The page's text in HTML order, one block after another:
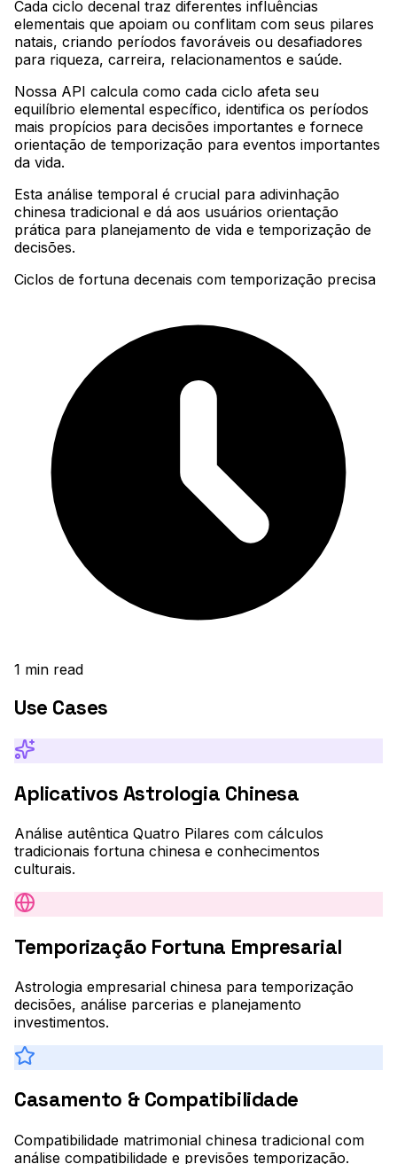
Cada ciclo decenal traz diferentes influências
elementais que apoiam ou conflitam com seus pilares
natais, criando períodos favoráveis ou desafiadores
para riqueza, carreira, relacionamentos e saúde.
Nossa API calcula como cada ciclo afeta seu
equilíbrio elemental específico, identifica os períodos
mais propícios para decisões importantes e fornece
orientação de temporização para eventos importantes
da vida.
Esta análise temporal é crucial para adivinhação
chinesa tradicional e dá aos usuários orientação
prática para planejamento de vida e temporização de
decisões.
Ciclos de fortuna decenais com temporização precisa
1 min read
Use Cases
Aplicativos Astrologia Chinesa
Análise autêntica Quatro Pilares com cálculos
tradicionais fortuna chinesa e conhecimentos
culturais.
Temporização Fortuna Empresarial
Astrologia empresarial chinesa para temporização
decisões, análise parcerias e planejamento
investimentos.
Casamento & Compatibilidade
Compatibilidade matrimonial chinesa tradicional com
análise compatibilidade e previsões temporização.